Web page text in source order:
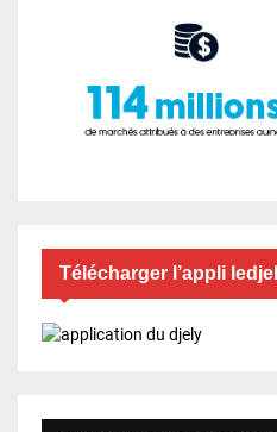
Télécharger l’appli